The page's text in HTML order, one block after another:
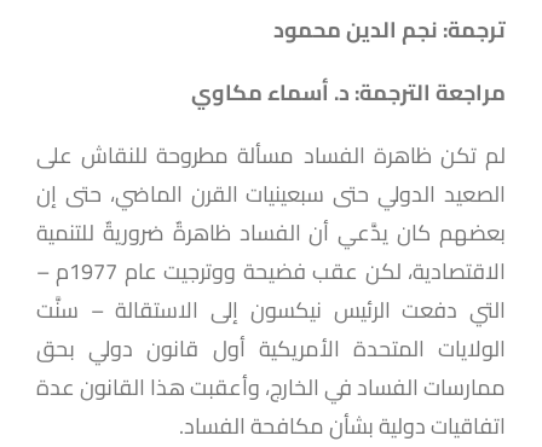
ترجمة: نجم الدين محمود
مراجعة الترجمة: د. أسماء مكاوي
لم تكن ظاهرة الفساد مسألة مطروحة للنقاش على
الصعيد الدولي حتى سبعينيات القرن الماضي، حتى إن
بعضهم كان يدَّعي أن الفساد ظاهرةٌ ضروريةٌ للتنمية
الاقتصادية، لكن عقب فضيحة ووترجيت عام 1977م –
التي دفعت الرئيس نيكسون إلى الاستقالة – سنَّت
الولايات المتحدة الأمريكية أول قانون دولي بحق
ممارسات الفساد في الخارج، وأعقبت هذا القانون عدة
اتفاقيات دولية بشأن مكافحة الفساد.